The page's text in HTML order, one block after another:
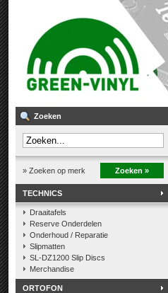
Zoeken
» Zoeken op merk Zoeken »
TECHNICS
Draaitafels
Reserve Onderdelen
Onderhoud / Reparatie
Slipmatten
SL-DZ1200 Slip Discs
Merchandise
ORTOFON